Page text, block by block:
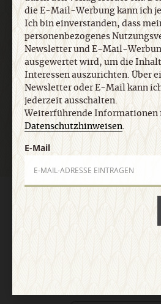
E-Mail
die E-Mail-Werbung kann ich
Ich bin einverstanden, dass
personenbezogenes
Newsletter und E-Mail-
ausgewertet wird, um die
Interessen auszurichten. Über
Newsletter oder E-Mail kann
jederzeit ausschalten.
Weiterführende Informationen
Datenschutzhinweisen.
E-Mail